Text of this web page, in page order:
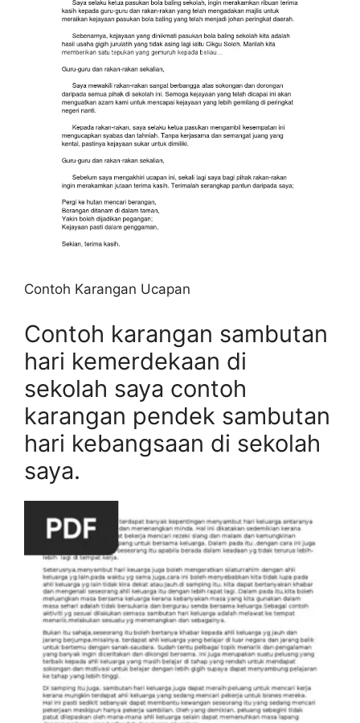
Contoh Karangan Ucapan
Contoh karangan sambutan
hari kemerdekaan di
sekolah saya contoh
karangan pendek sambutan
hari kebangsaan di sekolah
saya.